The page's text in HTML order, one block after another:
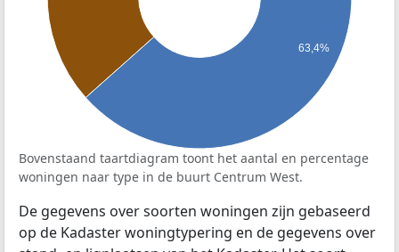
63,4%
Bovenstaand taartdiagram toont het aantal en percentage
woningen naar type in de buurt Centrum West.
De gegevens over soorten woningen zijn gebaseerd
op de Kadaster woningtypering en de gegevens over